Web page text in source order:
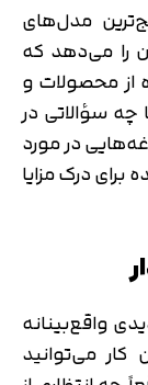
مدل‌های
را می‌دهد که
از محصولات و
سؤالاتی در
مورد محصولات شما می‌پرسند و چه دغدغه‎‌هایی در مورد
درک مزایا
واقع‌بینانه
می‌توانید